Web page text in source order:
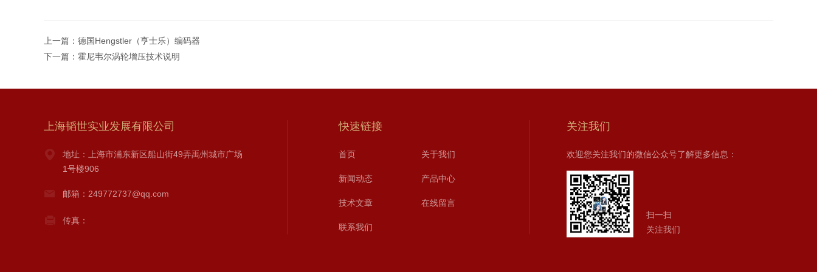
上一篇： 德国Hengstler（亨士乐）编码器
下一篇： 霍尼韦尔涡轮增压技术说明
上海韬世实业发展有限公司
地址：上海市浦东新区船山街49弄禹州城市广场
1号楼906
邮箱：249772737@qq.com
传真：
快速链接
首页 关于我们
新闻动态 产品中心
技术文章 在线留言
联系我们
关注我们
欢迎您关注我们的微信公众号了解更多信息：
扫一扫
关注我们